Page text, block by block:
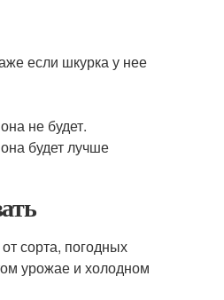
если шкурка у нее
не будет.
будет лучше
сорта, погодных
урожае и холодном